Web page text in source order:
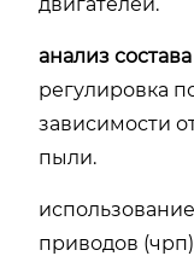
анализ
регулировка
зависимости
пыли.
приводов